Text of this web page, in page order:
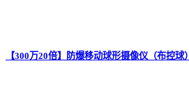
【300万20倍】防爆移动球形摄像仪（布控球）